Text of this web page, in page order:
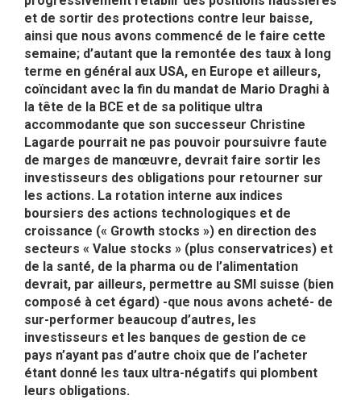
et de sortir des protections contre leur baisse,
ainsi que nous avons commencé de le faire cette
semaine; d’autant que la remontée des taux à long
terme en général aux USA, en Europe et ailleurs,
coïncidant avec la fin du mandat de Mario Draghi à
la tête de la BCE et de sa politique ultra
accommodante que son successeur Christine
Lagarde pourrait ne pas pouvoir poursuivre faute
de marges de manœuvre, devrait faire sortir les
investisseurs des obligations pour retourner sur
les actions. La rotation interne aux indices
boursiers des actions technologiques et de
croissance (« Growth stocks ») en direction des
secteurs « Value stocks » (plus conservatrices) et
de la santé, de la pharma ou de l’alimentation
devrait, par ailleurs, permettre au SMI suisse (bien
composé à cet égard) -que nous avons acheté- de
sur-performer beaucoup d’autres, les
investisseurs et les banques de gestion de ce
pays n’ayant pas d’autre choix que de l’acheter
étant donné les taux ultra-négatifs qui plombent
leurs obligations.